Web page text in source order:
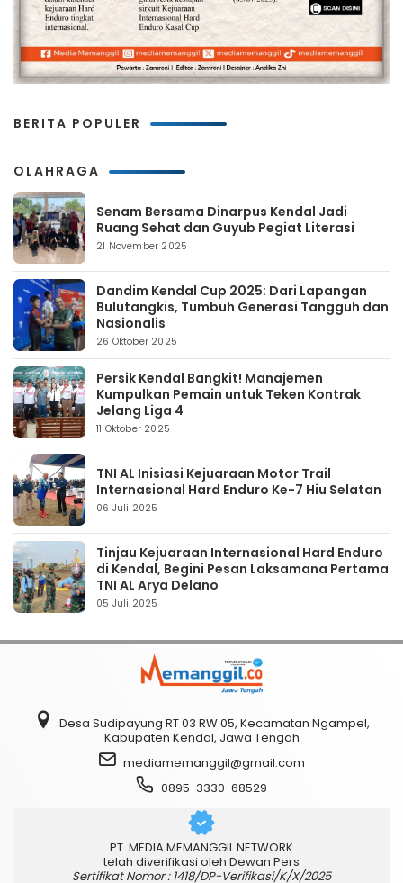
BERITA POPULER
OLAHRAGA
Senam Bersama Dinarpus Kendal Jadi
Ruang Sehat dan Guyub Pegiat Literasi
21 November 2025
Dandim Kendal Cup 2025: Dari Lapangan
Bulutangkis, Tumbuh Generasi Tangguh dan
Nasionalis
26 Oktober 2025
Persik Kendal Bangkit! Manajemen
Kumpulkan Pemain untuk Teken Kontrak
Jelang Liga 4
11 Oktober 2025
TNI AL Inisiasi Kejuaraan Motor Trail
Internasional Hard Enduro Ke-7 Hiu Selatan
06 Juli 2025
Tinjau Kejuaraan Internasional Hard Enduro
di Kendal, Begini Pesan Laksamana Pertama
TNI AL Arya Delano
05 Juli 2025
Desa Sudipayung RT 03 RW 05, Kecamatan Ngampel,
Kabupaten Kendal, Jawa Tengah
mediamemanggil@gmail.com
0895-3330-68529
PT. MEDIA MEMANGGIL NETWORK
telah diverifikasi oleh Dewan Pers
Sertifikat Nomor : 1418/DP-Verifikasi/K/X/2025